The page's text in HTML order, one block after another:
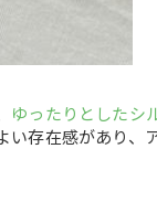
ゆったりとしたシ
存在感があり、